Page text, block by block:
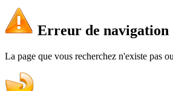
Erreur de navigation
La page que vous recherchez n'existe pas